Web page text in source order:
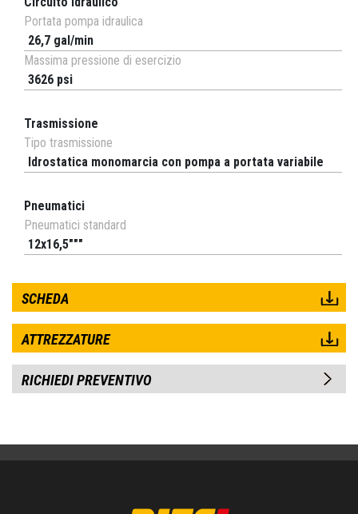
Portata pompa idraulica
26,7 gal/min
Massima pressione di esercizio
3626 psi
Trasmissione
Tipo trasmissione
Idrostatica monomarcia con pompa a portata variabile
Pneumatici
Pneumatici standard
12x16,5"""
SCHEDA
ATTREZZATURE
RICHIEDI PREVENTIVO